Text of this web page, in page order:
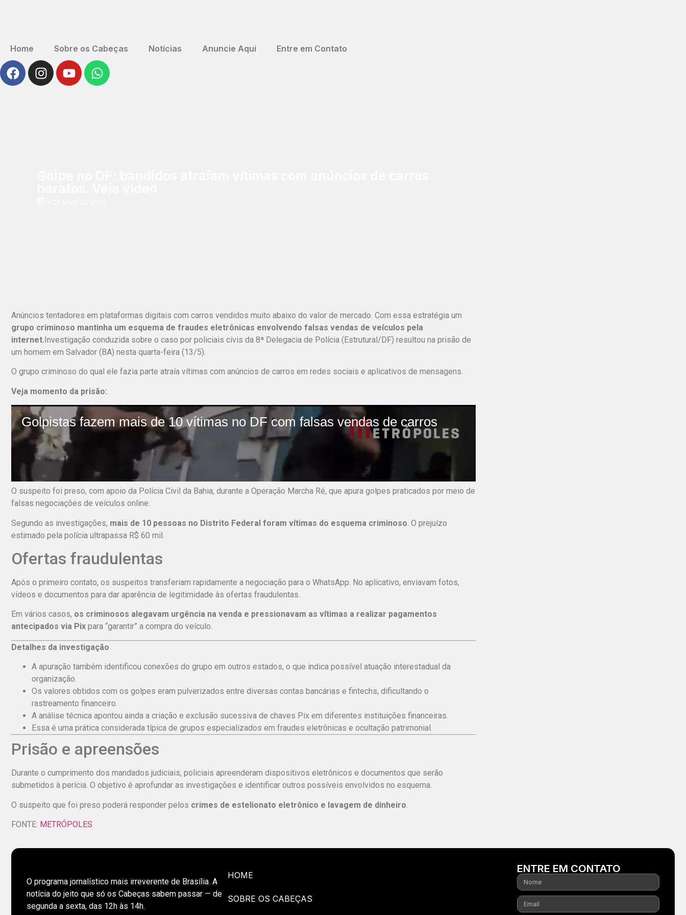
Home Sobre os Cabeças Notícias Anuncie Aqui Entre em Contato
Anúncios tentadores em plataformas digitais com carros vendidos muito abaixo do valor de mercado. Com essa estratégia um
grupo criminoso mantinha um esquema de fraudes eletrônicas envolvendo falsas vendas de veículos pela
internet.Investigação conduzida sobre o caso por policiais civis da 8ª Delegacia de Polícia (Estrutural/DF) resultou na prisão de
um homem em Salvador (BA) nesta quarta-feira (13/5).
O grupo criminoso do qual ele fazia parte atraía vítimas com anúncios de carros em redes sociais e aplicativos de mensagens.
Veja momento da prisão:
O suspeito foi preso, com apoio da Polícia Civil da Bahia, durante a Operação Marcha Ré, que apura golpes praticados por meio de
falsas negociações de veículos online.
Segundo as investigações, mais de 10 pessoas no Distrito Federal foram vítimas do esquema criminoso . O prejuízo
estimado pela polícia ultrapassa R$ 60 mil.
Ofertas fraudulentas
Após o primeiro contato, os suspeitos transferiam rapidamente a negociação para o WhatsApp. No aplicativo, enviavam fotos,
vídeos e documentos para dar aparência de legitimidade às ofertas fraudulentas.
Em vários casos, os criminosos alegavam urgência na venda e pressionavam as vítimas a realizar pagamentos
antecipados via Pix para “garantir” a compra do veículo.
Detalhes da investigação
A apuração também identificou conexões do grupo em outros estados, o que indica possível atuação interestadual da
organização.
Os valores obtidos com os golpes eram pulverizados entre diversas contas bancárias e fintechs, dificultando o
rastreamento financeiro.
A análise técnica apontou ainda a criação e exclusão sucessiva de chaves Pix em diferentes instituições financeiras.
Essa é uma prática considerada típica de grupos especializados em fraudes eletrônicas e ocultação patrimonial.
Prisão e apreensões
Durante o cumprimento dos mandados judiciais, policiais apreenderam dispositivos eletrônicos e documentos que serão
submetidos à perícia. O objetivo é aprofundar as investigações e identificar outros possíveis envolvidos no esquema.
O suspeito que foi preso poderá responder pelos crimes de estelionato eletrônico e lavagem de dinheiro
FONTE: METRÓPOLES
O programa jornalístico mais irreverente de Brasília. A
notícia do jeito que só os Cabeças sabem passar — de
segunda a sexta, das 12h às 14h.
HOME
SOBRE OS CABEÇAS
ENTRE EM CONTATO